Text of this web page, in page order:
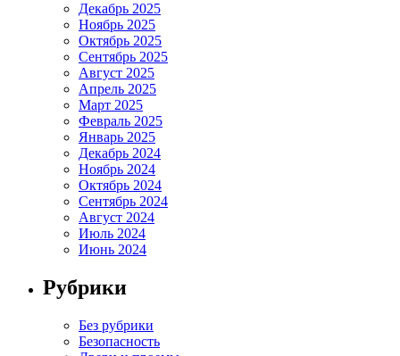
Декабрь 2025
Ноябрь 2025
Октябрь 2025
Сентябрь 2025
Август 2025
Апрель 2025
Март 2025
Февраль 2025
Январь 2025
Декабрь 2024
Ноябрь 2024
Октябрь 2024
Сентябрь 2024
Август 2024
Июль 2024
Июнь 2024
Рубрики
Без рубрики
Безопасность